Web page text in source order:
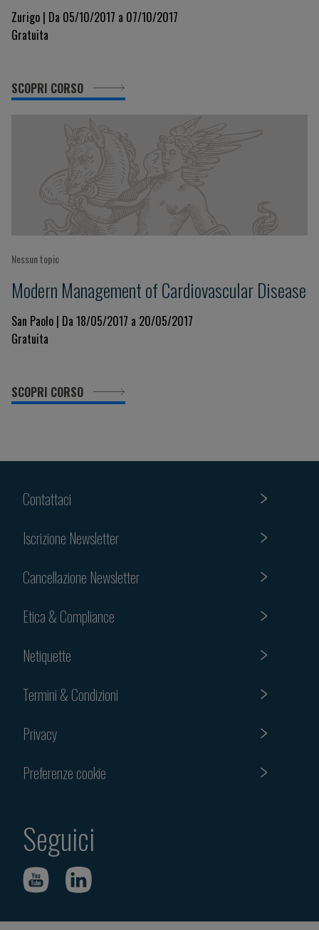
Zurigo | Da 05/10/2017 a 07/10/2017
Gratuita
SCOPRI CORSO
Nessun topic
Modern Management of Cardiovascular Disease
San Paolo | Da 18/05/2017 a 20/05/2017
Gratuita
SCOPRI CORSO
Contattaci
Iscrizione Newsletter
Cancellazione Newsletter
Etica & Compliance
Netiquette
Termini & Condizioni
Privacy
Preferenze cookie
Seguici